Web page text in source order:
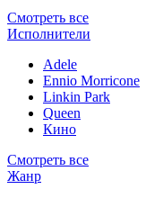
Смотреть все
Исполнители
Adele
Ennio Morricone
Linkin Park
Queen
Кино
Смотреть все
Жанр